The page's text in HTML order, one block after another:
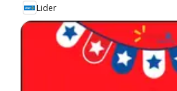
Lider